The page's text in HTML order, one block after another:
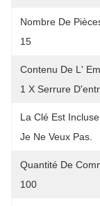
Nombre De
15
Contenu De L'
1 X Serrure
La Clé Est
Je Ne Veux Pas.
Quantité De
100